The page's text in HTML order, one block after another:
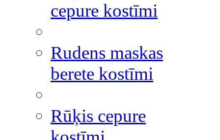
cepure kostīmi
Rudens maskas
berete kostīmi
Rūķis cepure